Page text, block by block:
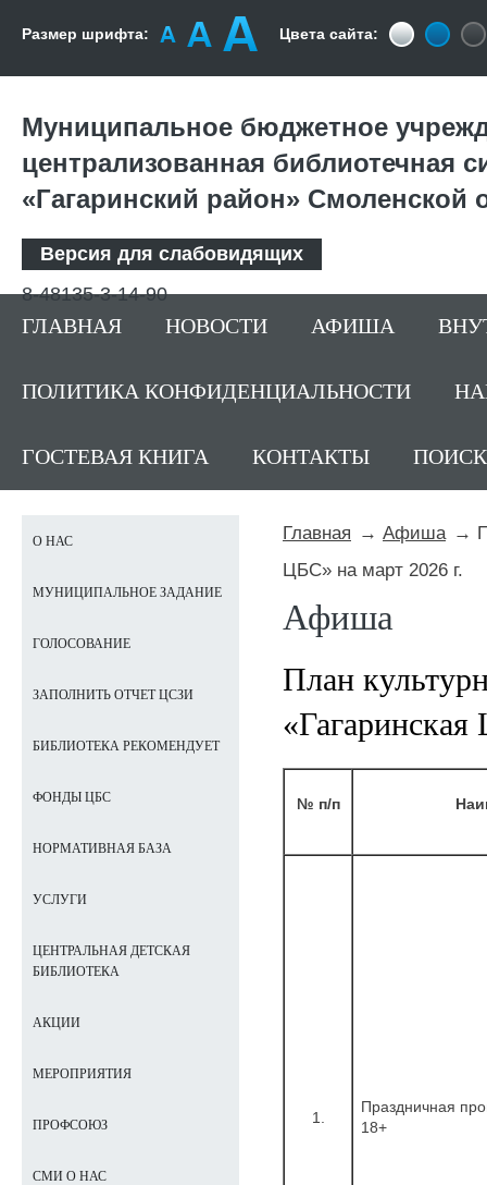
Размер шрифта: Цвета сайта:
Муниципальное бюджетное
централизованная библиотечная
«Гагаринский район» Смоленской
Версия для слабовидящих
8-48135-3-14-90
ГЛАВНАЯ НОВОСТИ АФИША
ПОЛИТИКА КОНФИДЕНЦИАЛЬНОСТИ
ГОСТЕВАЯ КНИГА КОНТАКТЫ ПОИСК
Главная Афиша
ЦБС» на март 2026 г.
Афиша
План
№ п/п
1.
Праздничная
18+
О НАС
МУНИЦИПАЛЬНОЕ ЗАДАНИЕ
ГОЛОСОВАНИЕ
ЗАПОЛНИТЬ ОТЧЕТ ЦСЗИ
БИБЛИОТЕКА РЕКОМЕНДУЕТ
ФОНДЫ ЦБС
НОРМАТИВНАЯ БАЗА
УСЛУГИ
ЦЕНТРАЛЬНАЯ ДЕТСКАЯ
БИБЛИОТЕКА
АКЦИИ
МЕРОПРИЯТИЯ
ПРОФСОЮЗ
СМИ О НАС